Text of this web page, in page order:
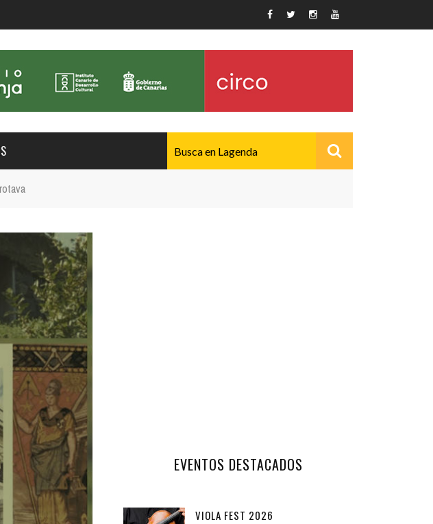
Deporte y Naturaleza
Gastro
Infantil
Música
Escénicas
2026
FESTIVAL 2026
DE CUENTO
EVENTOS DESTACADOS
VIOLA FEST 2026